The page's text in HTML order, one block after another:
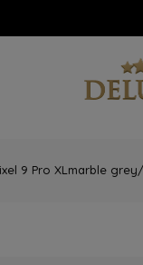
9 Pro XLmarble